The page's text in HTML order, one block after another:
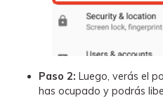
Paso 2: Luego, verás el
has ocupado y podrás